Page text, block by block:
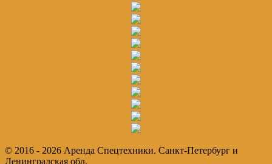
© 2016 - 2026 Аренда Спецтехники. Санкт-Петербург и
Ленинградская обл.